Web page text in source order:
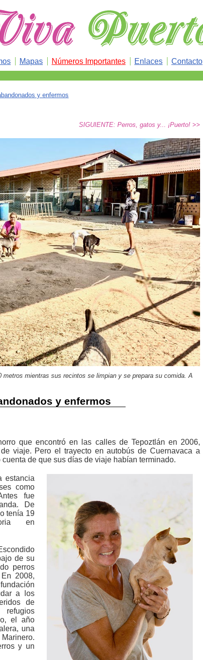
Mapas Números Importantes Enlaces Contacto
y enfermos
SIGUIENTE: Perros, gatos y... ¡Puerto! >>
mientras sus recintos se limpian y se prepara su comida. A
y enfermos
que encontró en las calles de Tepoztlán en 2006,
viaje. Pero el trayecto en autobús de Cuernavaca a
de que sus días de viaje habían terminado.
estancia
como
fue
De
tenía 19
en
de su
perros
2008,
a los
de
el año
una
y un